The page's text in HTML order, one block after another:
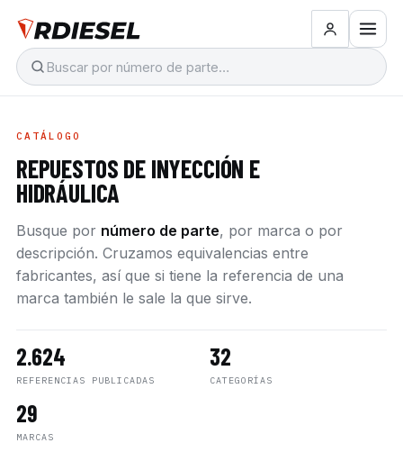
CATÁLOGO
REPUESTOS DE INYECCIÓN E
HIDRÁULICA
Busque por número de parte, por marca o por
descripción. Cruzamos equivalencias entre
fabricantes, así que si tiene la referencia de una
marca también le sale la que sirve.
2.624
REFERENCIAS PUBLICADAS
32
CATEGORÍAS
29
MARCAS